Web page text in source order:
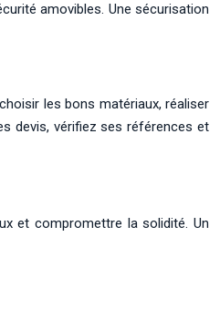
amovibles. Une sécurisation
les bons matériaux, réaliser
devis, vérifiez ses références et
et compromettre la solidité. Un